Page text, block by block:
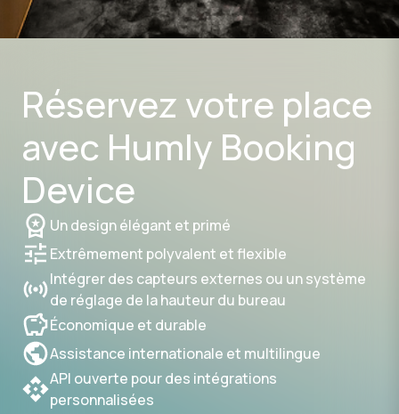
Réservez votre place
avec Humly Booking
Device
Un design élégant et primé
Extrêmement polyvalent et flexible
Intégrer des capteurs externes ou un système
de réglage de la hauteur du bureau
Économique et durable
Assistance internationale et multilingue
API ouverte pour des intégrations
personnalisées